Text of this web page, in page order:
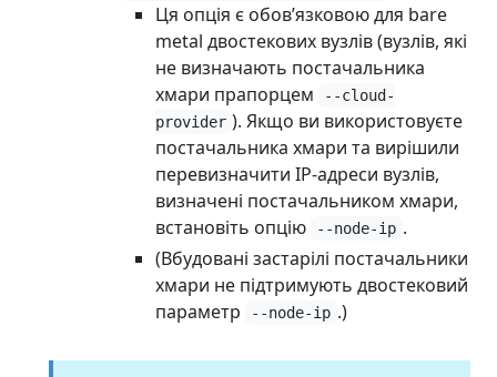
Ця опція є обовʼязковою для bare
metal двостекових вузлів (вузлів, які
не визначають постачальника
хмари прапорцем
--cloud-
provider ). Якщо ви використовуєте
постачальника хмари та вирішили
перевизначити IP-адреси вузлів,
визначені постачальником хмари,
встановіть опцію
--node-ip .
(Вбудовані застарілі постачальники
хмари не підтримують двостековий
параметр
--node-ip .)